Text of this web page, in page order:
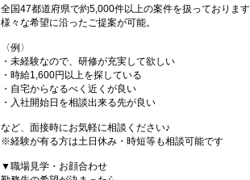
全国47都道府県で約5,000件以上の案件を扱っております
様々な希望に沿ったご提案が可能。
〈例〉
・未経験なので、研修が充実して欲しい
・時給1,600円以上を探している
・自宅からなるべく近くが良い
・入社開始日を相談出来る先が良い
など、面接時にお気軽に相談ください♪
※経験が有る方は土日休み・時短等も相談可能です
▼職場見学・お顔合わせ